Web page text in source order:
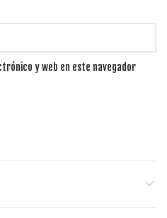
y web en este navegador